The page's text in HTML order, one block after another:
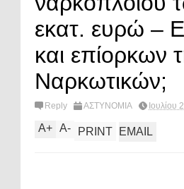
εκατ. ευρώ –
και επίορκων
Ναρκωτικών;
Reply ΑΣΤΥΝΟΜΙΑ Ιουλίου
A+ A- PRINT EMAIL